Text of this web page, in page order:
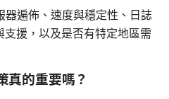
器遍佈、速度與穩定性、日誌
援，以及是否有特定地區需
真的重要嗎？